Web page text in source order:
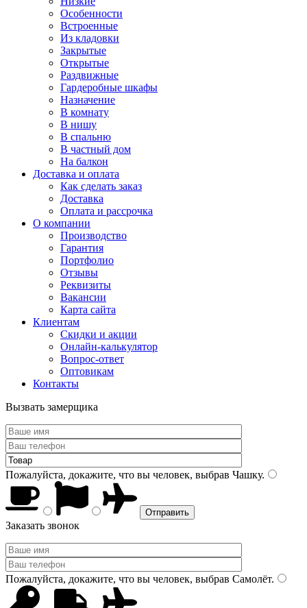
Особенности
Встроенные
Из кладовки
Закрытые
Открытые
Раздвижные
Гардеробные шкафы
Назначение
В комнату
В нишу
В спальню
В частный дом
На балкон
Доставка и оплата
Как сделать заказ
Доставка
Оплата и рассрочка
О компании
Производство
Гарантия
Портфолио
Отзывы
Реквизиты
Вакансии
Карта сайта
Клиентам
Скидки и акции
Онлайн-калькулятор
Вопрос-ответ
Оптовикам
Контакты
Вызвать замерщика
Пожалуйста, докажите, что вы человек, выбрав Чашку.
Заказать звонок
Пожалуйста, докажите, что вы человек, выбрав Самолёт.